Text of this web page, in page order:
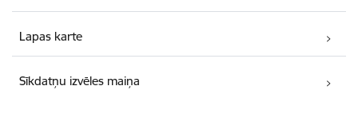
Lapas karte
Sīkdatņu izvēles maiņa